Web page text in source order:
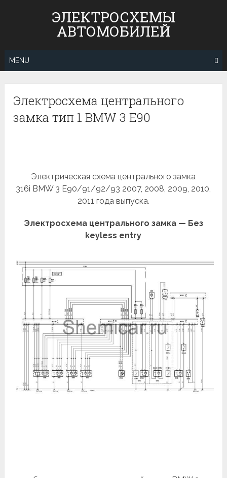
ЭЛЕКТРОСХЕМЫ
АВТОМОБИЛЕЙ
MENU
Электросхема центрального
замка тип 1 BMW 3 E90
Электрическая схема центрального замка
316i BMW 3 E90/91/92/93 2007, 2008, 2009, 2010,
2011 года выпуска.
Электросхема центрального замка — Без
keyless entry